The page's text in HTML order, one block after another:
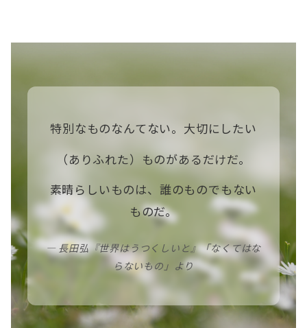
特別なものなんてない。大切にしたい
（ありふれた）ものがあるだけだ。
素晴らしいものは、誰のものでもない
ものだ。
― 長田弘『世界はうつくしいと』「なくてはな
らないもの」より